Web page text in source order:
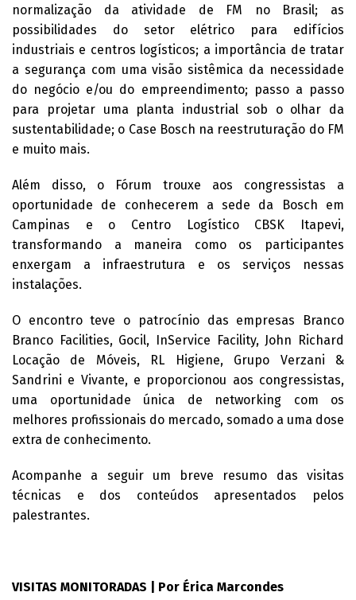
normalização da atividade de FM no Brasil; as
possibilidades do setor elétrico para edifícios
industriais e centros logísticos; a importância de tratar
a segurança com uma visão sistêmica da necessidade
do negócio e/ou do empreendimento; passo a passo
para projetar uma planta industrial sob o olhar da
sustentabilidade; o Case Bosch na reestruturação do FM
e muito mais.
Além disso, o Fórum trouxe aos congressistas a
oportunidade de conhecerem a sede da Bosch em
Campinas e o Centro Logístico CBSK Itapevi,
transformando a maneira como os participantes
enxergam a infraestrutura e os serviços nessas
instalações.
O encontro teve o patrocínio das empresas Branco
Branco Facilities, Gocil, InService Facility, John Richard
Locação de Móveis, RL Higiene, Grupo Verzani &
Sandrini e Vivante, e proporcionou aos congressistas,
uma oportunidade única de networking com os
melhores profissionais do mercado, somado a uma dose
extra de conhecimento.
Acompanhe a seguir um breve resumo das visitas
técnicas e dos conteúdos apresentados pelos
palestrantes.
VISITAS MONITORADAS | Por Érica Marcondes